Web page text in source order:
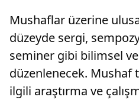
Mushaflar üzerine
düzeyde sergi,
seminer gibi bilimsel
düzenlenecek. Mushaf
ilgili araştırma ve